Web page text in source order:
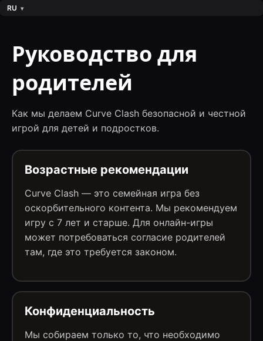
RU
Руководство для
родителей
Как мы делаем Curve Clash безопасной и честной
игрой для детей и подростков.
Возрастные рекомендации
Curve Clash — это семейная игра без
оскорбительного контента. Мы рекомендуем
игру с 7 лет и старше. Для онлайн-игры
может потребоваться согласие родителей
там, где это требуется законом.
Конфиденциальность
Мы собираем только то, что необходимо